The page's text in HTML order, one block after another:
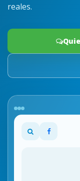
reales.